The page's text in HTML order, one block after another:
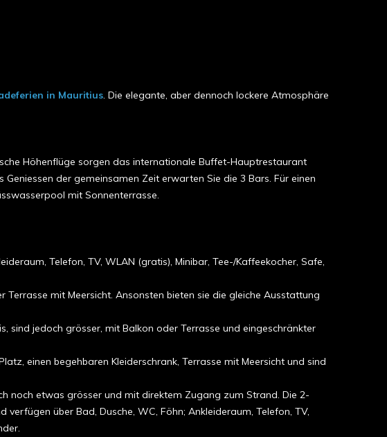
in Mauritius. Die elegante, aber dennoch lockere Atmosphäre
Höhenflüge sorgen das internationale Buffet-Hauptrestaurant
der gemeinsamen Zeit erwarten Sie die 3 Bars. Für einen
mit Sonnenterrasse.
Telefon, TV, WLAN (gratis), Minibar, Tee-/Kaffeekocher, Safe,
mit Meersicht. Ansonsten bieten sie die gleiche Ausstattung
sind jedoch grösser, mit Balkon oder Terrasse und eingeschränkter
einen begehbaren Kleiderschrank, Terrasse mit Meersicht und sind
noch etwas grösser und mit direktem Zugang zum Strand. Die 2-
über Bad, Dusche, WC, Föhn; Ankleideraum, Telefon, TV,